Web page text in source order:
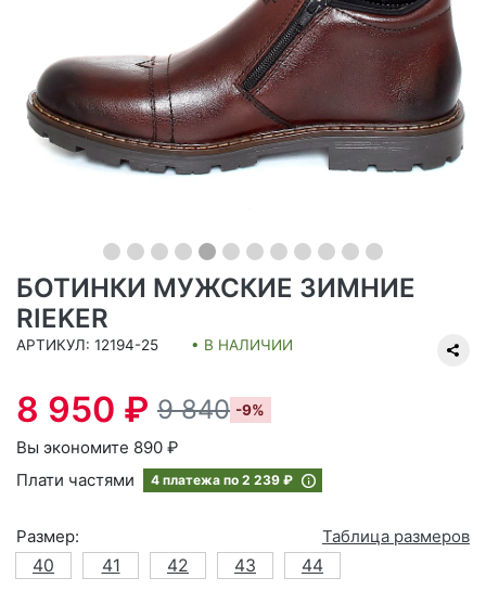
БОТИНКИ МУЖСКИЕ ЗИМНИЕ
RIEKER
АРТИКУЛ: 12194-25 • В НАЛИЧИИ
8 950 ₽ 9 840 -9%
Вы экономите 890 ₽
Плати частями
4 платежа по 2 239 ₽
Размер:
Таблица размеров
40
41 42 43 44